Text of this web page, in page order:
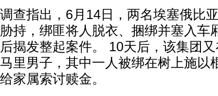
调查指出，6月14日，两名埃塞俄比
胁持，绑匪将人脱衣、捆绑并塞入车
后揭发整起案件。 10天后，该集团
马里男子，其中一人被绑在树上施以
给家属索讨赎金。